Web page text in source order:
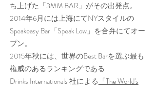
ち上げた「3MM BAR」がその出発点。
2014年6月には上海にてNYスタイルの
Speakeasy Bar「Speak Low」を合弁にてオー
プン。
2015年秋には、世界のBest Barを選ぶ最も
権威のあるランキングである
Drinks Internationals 社による 「The World's